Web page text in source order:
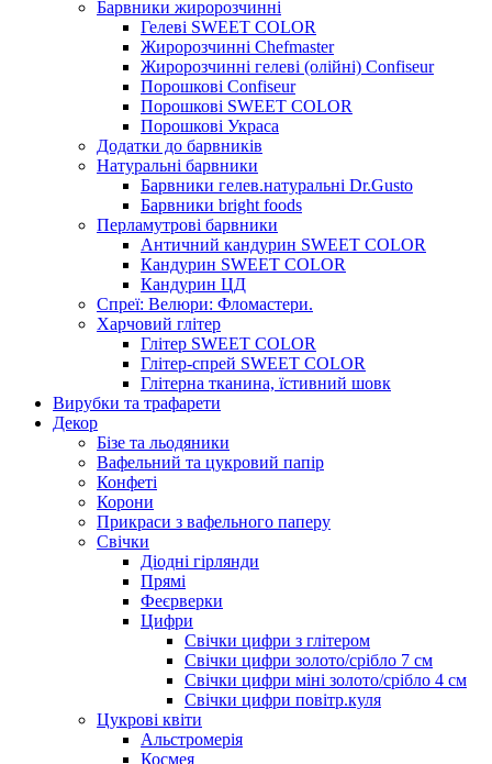
Барвники жиророзчинні
Гелеві SWEET COLOR
Жиророзчинні Chefmaster
Жиророзчинні гелеві (олійні) Confiseur
Порошкові Confiseur
Порошкові SWEET COLOR
Порошкові Украса
Додатки до барвників
Натуральні барвники
Барвники гелев.натуральні Dr.Gusto
Барвники bright foods
Перламутрові барвники
Античний кандурин SWEET COLOR
Кандурин SWEET COLOR
Кандурин ЦД
Спреї: Велюри: Фломастери.
Харчовий глітер
Глітер SWEET COLOR
Глітер-спрей SWEET COLOR
Глітерна тканина, їстивний шовк
Вирубки та трафарети
Декор
Бізе та льодяники
Вафельний та цукровий папір
Конфеті
Корони
Прикраси з вафельного паперу
Свічки
Діодні гірлянди
Прямі
Феєрверки
Цифри
Свічки цифри з глітером
Свічки цифри золото/срібло 7 см
Свічки цифри міні золото/срібло 4 см
Свічки цифри повітр.куля
Цукрові квіти
Альстромерія
Космея